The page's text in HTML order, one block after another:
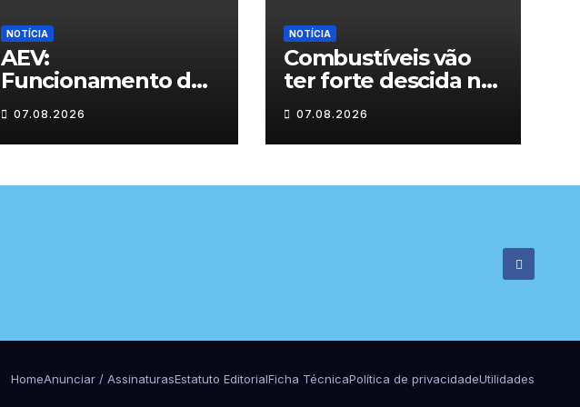
NOTÍCIA
AEV:
Funcionamento dos
de ensino
07.08.2026
NOTÍCIA
Combustíveis vão
ter forte descida na
07.08.2026
HomeAnunciar / AssinaturasEstatuto EditorialFicha TécnicaPolítica de privacidadeUtilidades